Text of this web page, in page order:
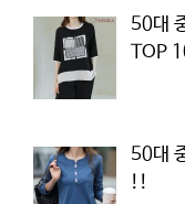
50대
TOP
50대
!!